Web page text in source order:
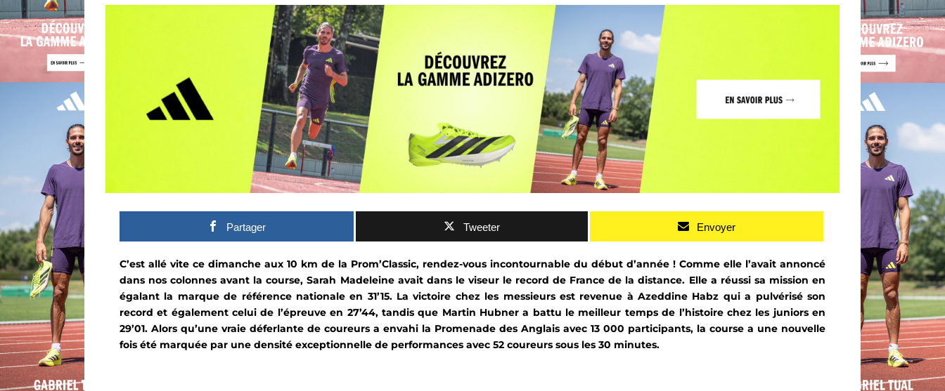
Partager Tweeter Envoyer
C’est allé vite ce dimanche aux 10 km de la Prom’Classic, rendez-vous incontournable du début d’année ! Comme elle l’avait annoncé
dans nos colonnes avant la course, Sarah Madeleine avait dans le viseur le record de France de la distance. Elle a réussi sa mission en
égalant la marque de référence nationale en 31’15. La victoire chez les messieurs est revenue à Azeddine Habz qui a pulvérisé son
record et également celui de l’épreuve en 27’44, tandis que Martin Hubner a battu le meilleur temps de l’histoire chez les juniors en
29’01. Alors qu’une vraie déferlante de coureurs a envahi la Promenade des Anglais avec 13 000 participants, la course a une nouvelle
fois été marquée par une densité exceptionnelle de performances avec 52 coureurs sous les 30 minutes.